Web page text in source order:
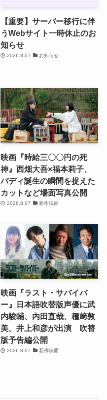
【重要】サーバー移行に伴
うWebサイト一時休止のお
知らせ
2026.8.07 お知らせ
映画『時給三〇〇円の死
神』西畑大吾×福本莉子、
バディ誕生の瞬間を捉えた
カットなど場面写真公開
2026.8.07 新作映画
映画『ラスト・サバイバ
ー』日本語吹替版声優に武
内駿輔、内田直哉、種﨑敦
美、井上和彦が出演 吹替
版予告編公開
2026.8.07 新作映画